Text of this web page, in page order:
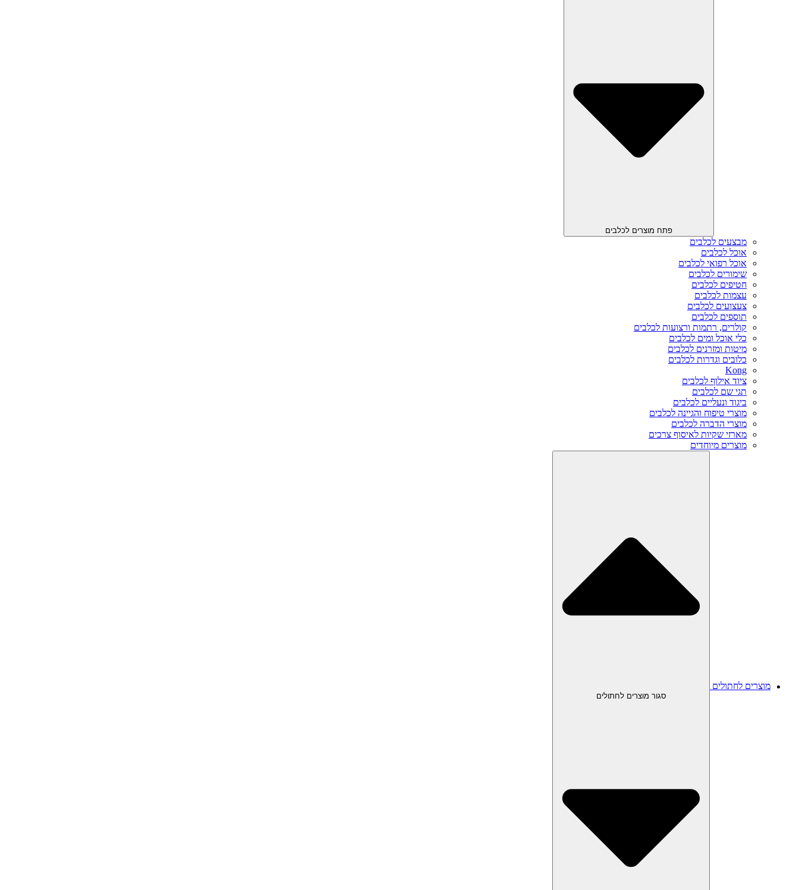
פתח מוצרים לכלבים
מבצעים לכלבים
אוכל לכלבים
אוכל רפואי לכלבים
שימורים לכלבים
חטיפים לכלבים
עצמות לכלבים
צעצועים לכלבים
תוספים לכלבים
קולרים, רתמות ורצועות לכלבים
כלי אוכל ומים לכלבים
מיטות ומזרנים לכלבים
כלובים וגדרות לכלבים
Kong
ציוד אילוף לכלבים
תגי שם לכלבים
ביגוד ונעליים לכלבים
מוצרי טיפוח והגיינה לכלבים
מוצרי הדברה לכלבים
מארזי שקיות לאיסוף צרכים
מוצרים מיוחדים
מוצרים לחתולים
סגור מוצרים לחתולים